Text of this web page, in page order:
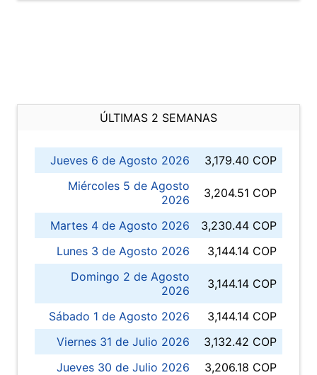
ÚLTIMAS 2 SEMANAS
Jueves 6 de Agosto 2026
3,179.40 COP
Miércoles 5 de Agosto
2026
3,204.51 COP
Martes 4 de Agosto 2026
3,230.44 COP
Lunes 3 de Agosto 2026
3,144.14 COP
Domingo 2 de Agosto
2026
3,144.14 COP
Sábado 1 de Agosto 2026
3,144.14 COP
Viernes 31 de Julio 2026
3,132.42 COP
Jueves 30 de Julio 2026
3,206.18 COP